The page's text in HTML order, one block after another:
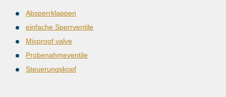
Absperrklappen
einfache Sperrventile
Mixproof valve
Probenahmeventile
Steuerungskopf